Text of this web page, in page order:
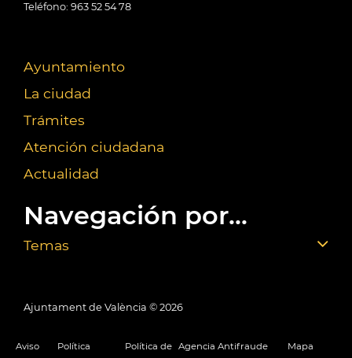
Teléfono: 963 52 54 78
Ayuntamiento
La ciudad
Trámites
Atención ciudadana
Actualidad
Navegación por...
Temas
Ajuntament de València © 2026
Aviso
Política
Política de Agencia Antifraude
Mapa